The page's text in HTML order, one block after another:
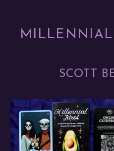
MILLENNIAL
SCOTT